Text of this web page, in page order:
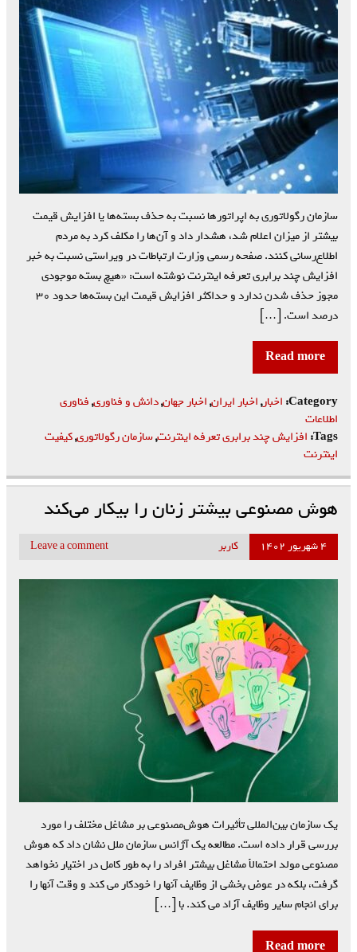
سازمان رگولاتوری به اپراتور‌ها نسبت به حذف بسته‌ها یا افزایش قیمت
بیشتر از میزان اعلام شد، هشدار داد و آن‌ها را مکلف کرد به مردم
اطلاع‌رسانی کنند. صفحه رسمی وزارت ارتباطات در ویراستی نسبت به خبر
افزایش چند برابری تعرفه اینترنت نوشته است: «هیچ بسته موجودی
مجوز حذف شدن ندارد و حداکثر افزایش قیمت این بسته‌ها حدود ۳۰
درصد است. […]
Read more
Category: اخبار,اخبار ایران,اخبار جهان,دانش و فناوری,فناوری
اطلاعات
Tags: افزایش چند برابری تعرفه اینترنت,سازمان رگولاتوری,کیفیت
اینترنت
هوش مصنوعی بیشتر زنان را بیکار می‌کند
۴ شهریور ۱۴۰۲ کاربر Leave a comment
یک سازمان بین‌المللی تأثیرات هوش‌مصنوعی بر مشاغل مختلف را مورد
بررسی قرار داده است. مطالعه یک آژانس سازمان ملل نشان داد که هوش
مصنوعی مولد احتمالاً مشاغل بیشتر افراد را به طور کامل در اختیار نخواهد
گرفت، بلکه در عوض بخشی از وظایف آنها را خودکار می کند و وقت آنها را
برای انجام سایر وظایف آزاد می کند. با […]
Read more